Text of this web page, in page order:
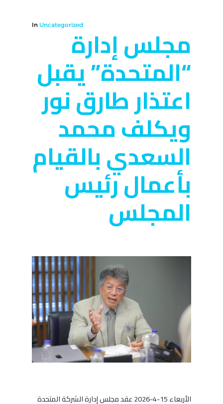
In Uncategorizedمجلس إدارة
“المتحدة” يقبل
اعتذار طارق نور
ويكلف محمد
السعدي بالقيام
بأعمال رئيس
المجلس
الأربعاء 15-4-2026 عقد مجلس إدارة الشركة المتحدة